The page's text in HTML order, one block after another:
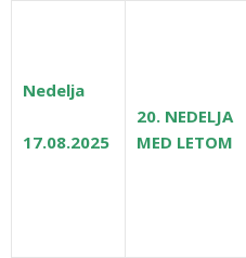
Nedelja
17.08.2025
20. NEDELJA
MED LETOM